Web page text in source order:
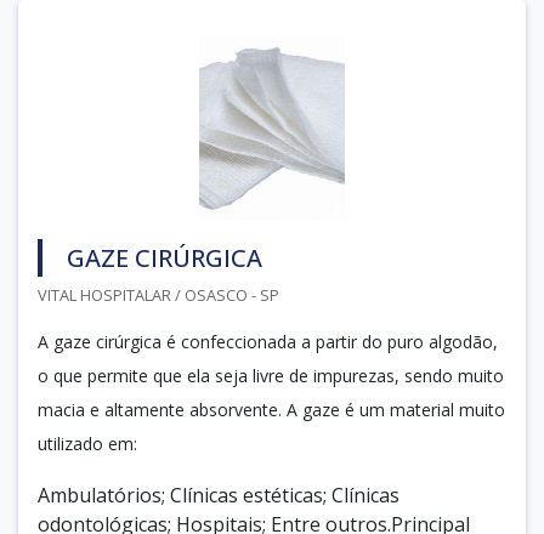
GAZE CIRÚRGICA
VITAL HOSPITALAR / OSASCO - SP
A gaze cirúrgica é confeccionada a partir do puro algodão,
o que permite que ela seja livre de impurezas, sendo muito
macia e altamente absorvente. A gaze é um material muito
utilizado em:
Ambulatórios; Clínicas estéticas; Clínicas
odontológicas; Hospitais; Entre outros.Principal